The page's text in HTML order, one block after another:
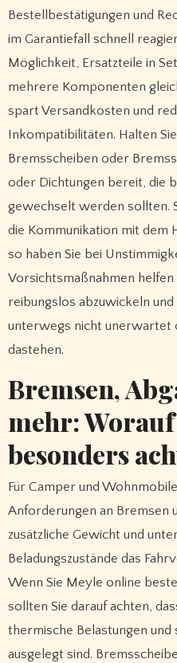
Bestellbestätigungen und
im Garantiefall schnell
Möglichkeit, Ersatzteile in
mehrere Komponenten
spart Versandkosten und
Inkompatibilitäten. Halten
Bremsscheiben oder
oder Dichtungen bereit, die
gewechselt werden sollten.
die Kommunikation mit dem
so haben Sie bei
Vorsichtsmaßnahmen
reibungslos abzuwickeln und
unterwegs nicht unerwartet
dastehen.
Bremsen,
mehr:
besonders
Für Camper und
Anforderungen an Bremsen
zusätzliche Gewicht und
Beladungszustände das
Wenn Sie Meyle online
sollten Sie darauf achten,
thermische Belastungen
ausgelegt sind.